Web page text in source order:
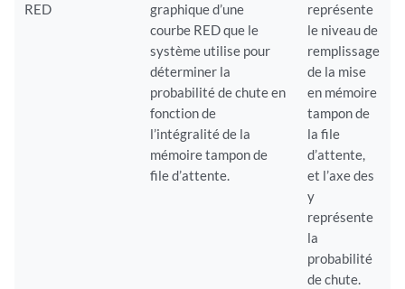
RED
graphique d’une
courbe RED que le
système utilise pour
déterminer la
probabilité de chute en
fonction de
l’intégralité de la
mémoire tampon de
file d’attente.
représente
le niveau de
remplissage
de la mise
en mémoire
tampon de
la file
d’attente,
et l’axe des
y
représente
la
probabilité
de chute.